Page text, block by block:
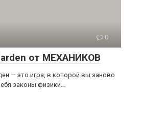
0
от МЕХАНИКОВ
— это игра, в которой вы заново
законы физики…